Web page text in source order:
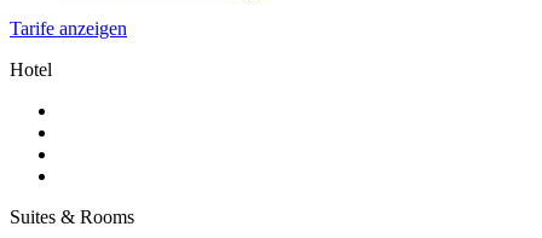
Tarife anzeigen
Hotel
Suites & Rooms